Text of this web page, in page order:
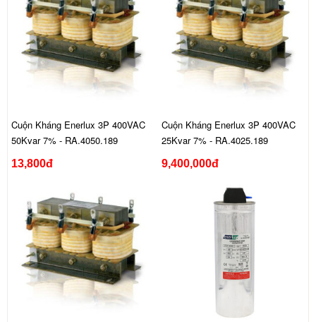
Cuộn Kháng Enerlux 3P 400VAC
50Kvar 7% - RA.4050.189
13,800đ
Cuộn Kháng Enerlux 3P 400VAC
25Kvar 7% - RA.4025.189
9,400,000đ